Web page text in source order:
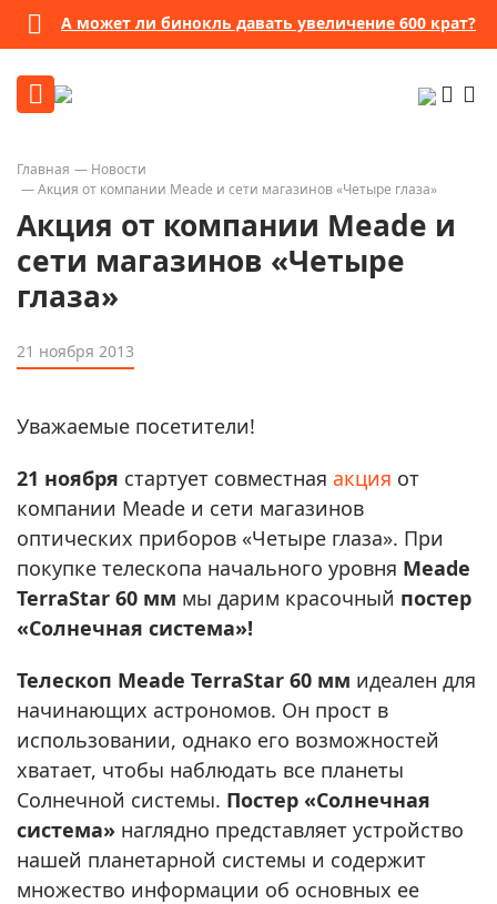
А может ли бинокль давать увеличение 600 крат?
Главная
Новости
Акция от компании Meade и сети магазинов «Четыре глаза»
Акция от компании Meade и
сети магазинов «Четыре
глаза»
21 ноября 2013
Уважаемые посетители!
21 ноября стартует совместная акция от
компании Meade и сети магазинов
оптических приборов «Четыре глаза». При
покупке телескопа начального уровня Meade
TerraStar 60 мм мы дарим красочный постер
«Солнечная система»!
Телескоп Meade TerraStar 60 мм идеален для
начинающих астрономов. Он прост в
использовании, однако его возможностей
хватает, чтобы наблюдать все планеты
Солнечной системы. Постер «Солнечная
система» наглядно представляет устройство
нашей планетарной системы и содержит
множество информации об основных ее